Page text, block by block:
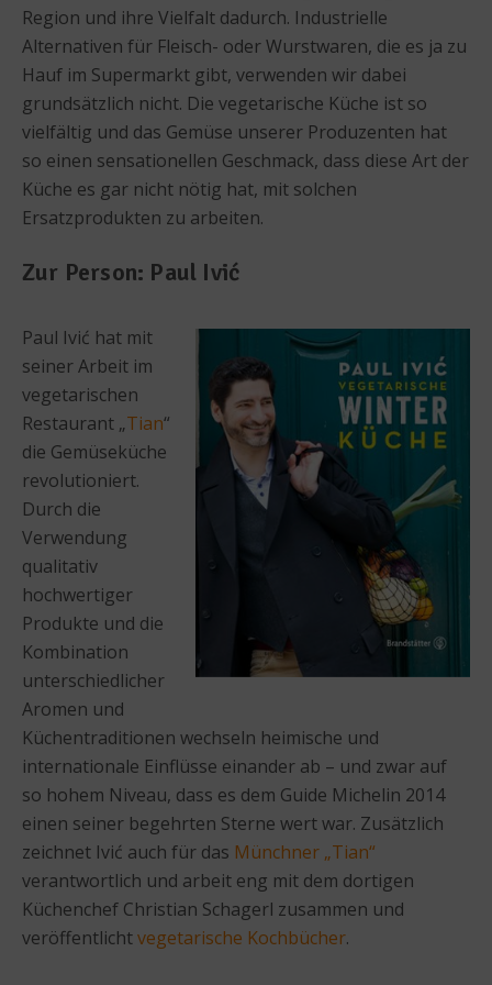
Region und ihre Vielfalt dadurch. Industrielle
Alternativen für Fleisch- oder Wurstwaren, die es ja zu
Hauf im Supermarkt gibt, verwenden wir dabei
grundsätzlich nicht. Die vegetarische Küche ist so
vielfältig und das Gemüse unserer Produzenten hat
so einen sensationellen Geschmack, dass diese Art der
Küche es gar nicht nötig hat, mit solchen
Ersatzprodukten zu arbeiten.
Zur Person: Paul Ivić
Paul Ivić hat mit
seiner Arbeit im
vegetarischen
Restaurant „Tian“
die Gemüseküche
revolutioniert.
Durch die
Verwendung
qualitativ
hochwertiger
Produkte und die
Kombination
unterschiedlicher
Aromen und
Küchentraditionen wechseln heimische und
internationale Einflüsse einander ab – und zwar auf
so hohem Niveau, dass es dem Guide Michelin 2014
einen seiner begehrten Sterne wert war. Zusätzlich
zeichnet Ivić auch für das Münchner „Tian“
verantwortlich und arbeit eng mit dem dortigen
Küchenchef Christian Schagerl zusammen und
veröffentlichtvegetarische Kochbücher.